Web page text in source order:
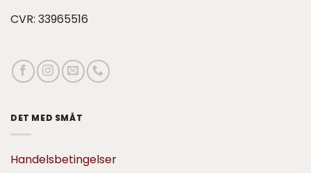
CVR: 33965516
DET MED SMÅT
Handelsbetingelser